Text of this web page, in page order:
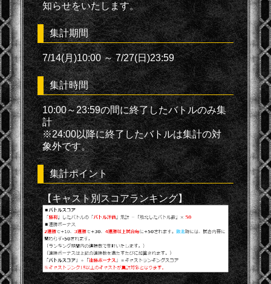
知らせをいたします。
集計期間
7/14(月)10:00 ～ 7/27(日)23:59
集計時間
10:00～23:59の間に終了したバトルのみ集
計
※24:00以降に終了したバトルは集計の対
象外です。
集計ポイント
【キャスト別スコアランキング】